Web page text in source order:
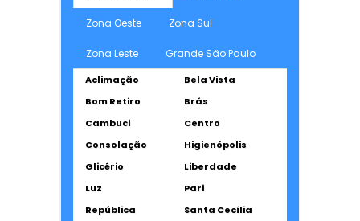
Zona Oeste Zona Sul
Zona Leste Grande São Paulo
Aclimação
Bela Vista
Bom Retiro
Brás
Cambuci
Centro
Consolação
Higienópolis
Glicério
Liberdade
Luz
Pari
República
Santa Cecília